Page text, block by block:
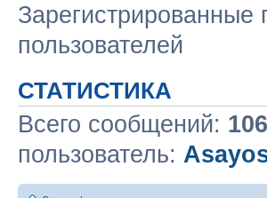
Зарегистрированные
пользователей
СТАТИСТИКА
Всего сообщений:
пользователь: